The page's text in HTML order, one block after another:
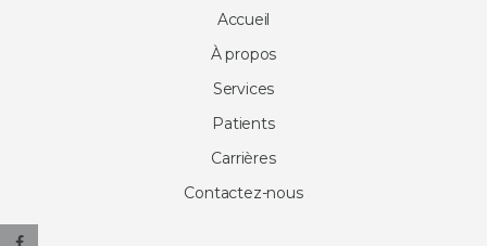
Accueil
À propos
Services
Patients
Carrières
Contactez-nous